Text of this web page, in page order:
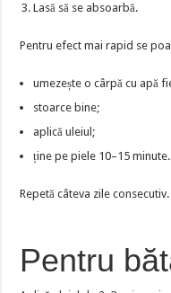
Lasă să se absoarbă.
Pentru efect mai rapid se
umezește o cârpă cu apă
stoarce bine;
aplică uleiul;
ține pe piele 10–15 minute.
Repetă câteva zile consecutiv.
Pentru